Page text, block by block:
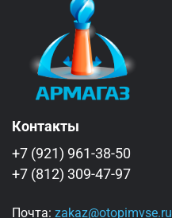
Контакты
+7 (921) 961-38-50
+7 (812) 309-47-97
Почта: zakaz@otopimvse.ru